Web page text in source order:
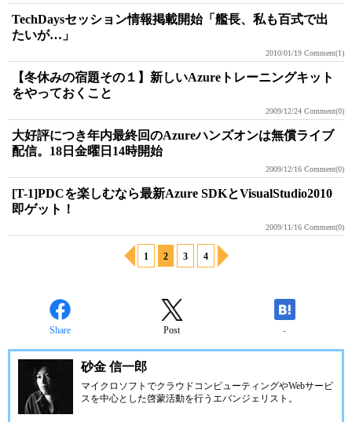
TechDaysセッション情報掲載開始「艦長、私も百式で出
たいが…」
2010/01/19 Comment(1)
【冬休みの宿題その１】新しいAzureトレーニングキット
をやっておくこと
2009/12/24 Comment(0)
大好評につき年内最終回のAzureハンズオンは無償ライブ
配信。18日金曜日14時開始
2009/12/16 Comment(0)
[T-1]PDCを楽しむなら最新Azure SDKとVisualStudio2010
即ゲット！
2009/11/16 Comment(0)
1 2 3 4
Share Post -
砂金 信一郎
マイクロソフトでクラウドコンピューティングやWebサービ
スを中心とした啓蒙活動を行うエバンジェリスト。